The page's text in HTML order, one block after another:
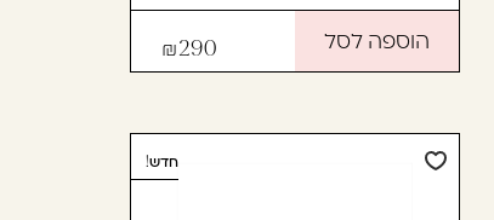
290 הוספה לסל
חדש!